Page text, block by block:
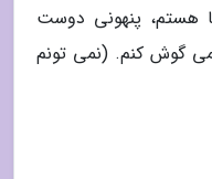
هستم، پنهونی دوست
گوش کنم. (نمی تونم